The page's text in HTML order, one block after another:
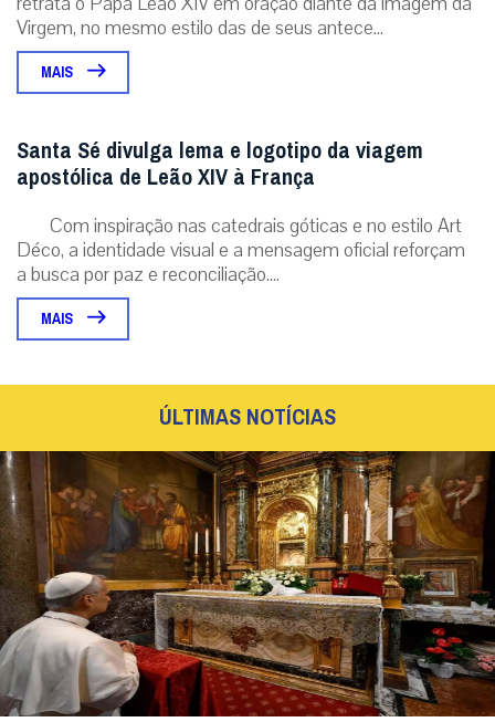
Virgem, no mesmo estilo das de seus antece...
MAIS
Santa Sé divulga lema e logotipo da viagem
apostólica de Leão XIV à França
Com inspiração nas catedrais góticas e no estilo Art
Déco, a identidade visual e a mensagem oficial reforçam
a busca por paz e reconciliação....
MAIS
ÚLTIMAS NOTÍCIAS